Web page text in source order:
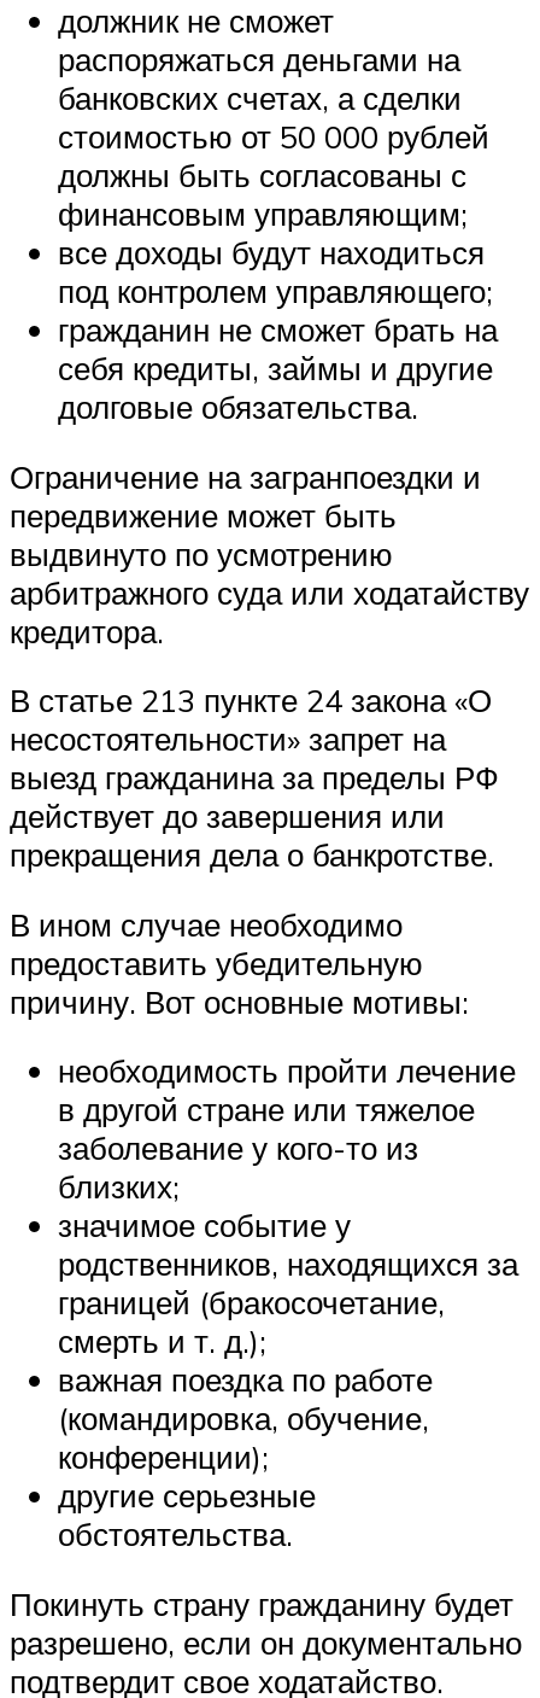
должник не сможет
распоряжаться деньгами на
банковских счетах, а сделки
стоимостью от 50 000 рублей
должны быть согласованы с
финансовым управляющим;
все доходы будут находиться
под контролем управляющего;
гражданин не сможет брать на
себя кредиты, займы и другие
долговые обязательства.
Ограничение на загранпоездки и
передвижение может быть
выдвинуто по усмотрению
арбитражного суда или ходатайству
кредитора.
В статье 213 пункте 24 закона «О
несостоятельности» запрет на
выезд гражданина за пределы РФ
действует до завершения или
прекращения дела о банкротстве.
В ином случае необходимо
предоставить убедительную
причину. Вот основные мотивы:
необходимость пройти лечение
в другой стране или тяжелое
заболевание у кого-то из
близких;
значимое событие у
родственников, находящихся за
границей (бракосочетание,
смерть и т. д.);
важная поездка по работе
(командировка, обучение,
конференции);
другие серьезные
обстоятельства.
Покинуть страну гражданину будет
разрешено, если он документально
подтвердит свое ходатайство.